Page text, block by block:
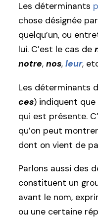
Les déterminants
chose désignée
quelqu’un, ou
lui. C’est le cas de
notre, nos, leur,
Les déterminants
ces) indiquent que
qui est présente.
qu’on peut
dont on vient de
Parlons aussi des
constituent un
avant le nom,
ou une certaine